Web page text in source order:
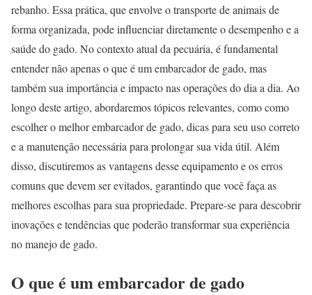
rebanho. Essa prática, que envolve o transporte de animais de
forma organizada, pode influenciar diretamente o desempenho e a
saúde do gado. No contexto atual da pecuária, é fundamental
entender não apenas o que é um embarcador de gado, mas
também sua importância e impacto nas operações do dia a dia. Ao
longo deste artigo, abordaremos tópicos relevantes, como como
escolher o melhor embarcador de gado, dicas para seu uso correto
e a manutenção necessária para prolongar sua vida útil. Além
disso, discutiremos as vantagens desse equipamento e os erros
comuns que devem ser evitados, garantindo que você faça as
melhores escolhas para sua propriedade. Prepare-se para descobrir
inovações e tendências que poderão transformar sua experiência
no manejo de gado.
O que é um embarcador de gado